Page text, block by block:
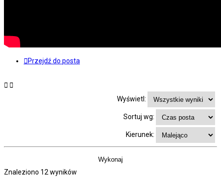
Przejdź do posta
Wyświetl:
Sortuj wg:
Kierunek:
Znaleziono 12 wyników